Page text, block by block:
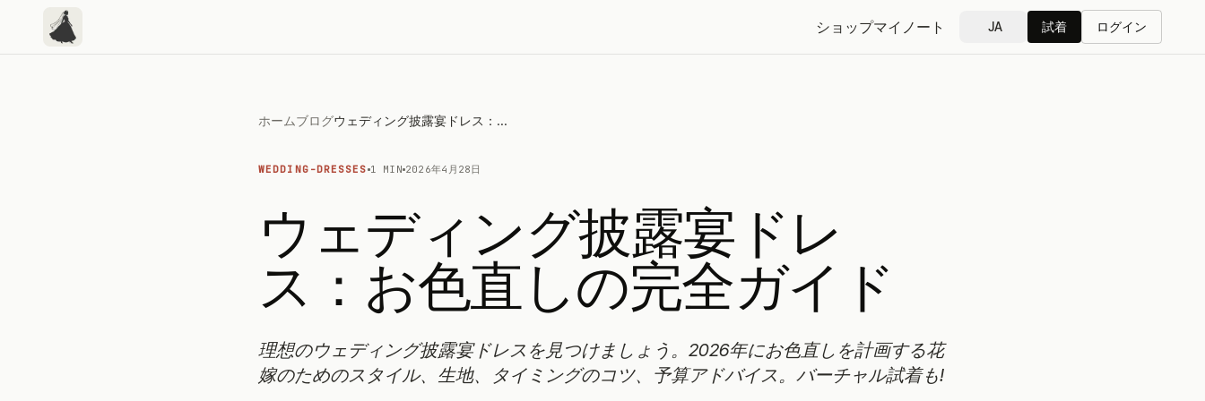
ショップマイノート JA 試着 ログイン
ホームブログ ウェディング披露宴ドレス：お色直しの完全ガイド
WEDDING-DRESSES 1 MIN 2026年4月28日
ウェディング披露宴ドレ
ス：お色直しの完全ガイド
理想のウェディング披露宴ドレスを見つけましょう。2026年にお色直しを計画する花
嫁のためのスタイル、生地、タイミングのコツ、予算アドバイス。バーチャル試着も!